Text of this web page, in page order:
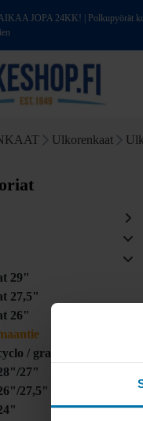
JOPA 24KK! | Polkupyörät
Ulkorenkaat
29"
27,5"
26"
/ gravel
27"
27,5"